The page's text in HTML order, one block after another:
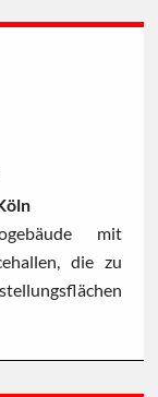
mit
die zu